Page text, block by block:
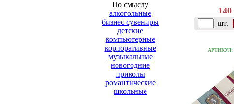
По смыслу
алкогольные
бизнес сувениры
детские
компьютерные
корпоративные
музыкальные
новогодние
приколы
романтические
школьные
140
шт.
АРТИКУЛ: